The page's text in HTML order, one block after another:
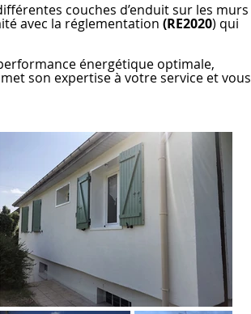
couches d’enduit sur les murs
avec la réglementation (RE2020) qui
énergétique optimale,
son expertise à votre service et vous